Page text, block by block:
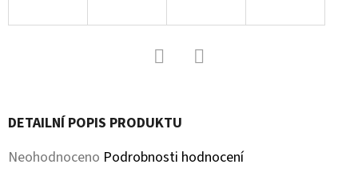
DETAILNÍ POPIS PRODUKTU
Průměrné
Neohodnoceno Podrobnosti hodnocení
Č
M
E